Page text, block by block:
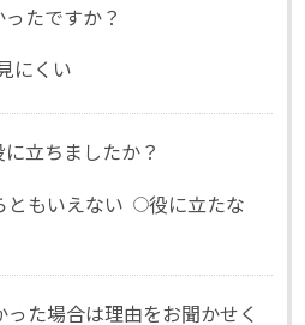
たですか？
にくい
立ちましたか？
ともいえない
役に立たな
た場合は理由をお聞かせく